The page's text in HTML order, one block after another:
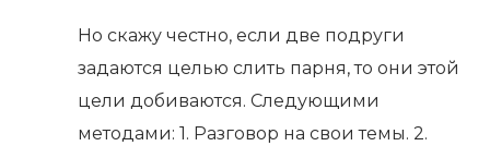
Но скажу честно, если две подруги
задаются целью слить парня, то они этой
цели добиваются. Следующими
методами: 1. Разговор на свои темы. 2.